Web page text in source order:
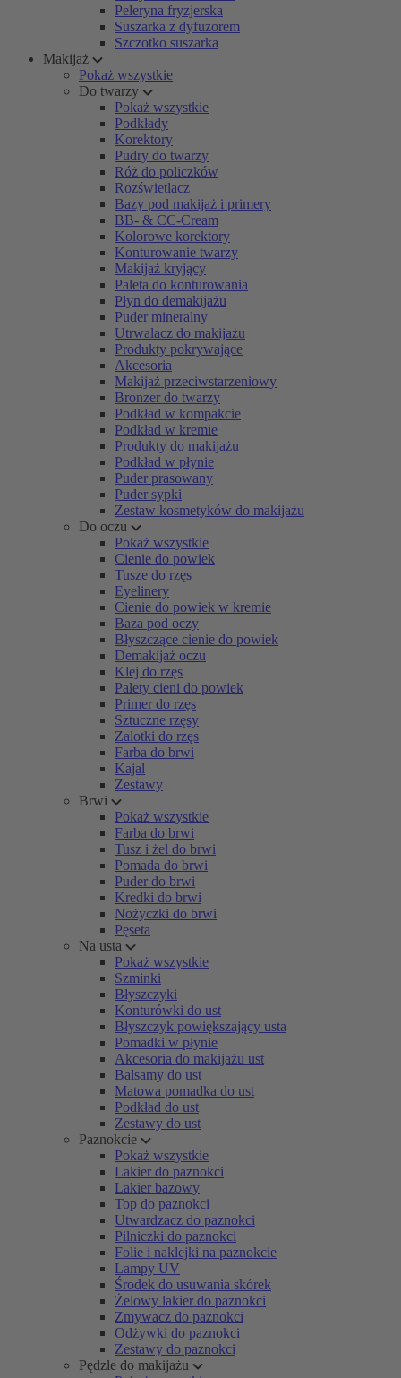
Peleryna fryzjerska
Suszarka z dyfuzorem
Szczotko suszarka
Makijaż
Pokaż wszystkie
Do twarzy
Pokaż wszystkie
Podkłady
Korektory
Pudry do twarzy
Róż do policzków
Rozświetlacz
Bazy pod makijaż i primery
BB- & CC-Cream
Kolorowe korektory
Konturowanie twarzy
Makijaż kryjący
Paleta do konturowania
Płyn do demakijażu
Puder mineralny
Utrwalacz do makijażu
Produkty pokrywające
Akcesoria
Makijaż przeciwstarzeniowy
Bronzer do twarzy
Podkład w kompakcie
Podkład w kremie
Produkty do makijażu
Podkład w płynie
Puder prasowany
Puder sypki
Zestaw kosmetyków do makijażu
Do oczu
Pokaż wszystkie
Cienie do powiek
Tusze do rzęs
Eyelinery
Cienie do powiek w kremie
Baza pod oczy
Błyszczące cienie do powiek
Demakijaż oczu
Klej do rzęs
Palety cieni do powiek
Primer do rzęs
Sztuczne rzęsy
Zalotki do rzęs
Farba do brwi
Kajal
Zestawy
Brwi
Pokaż wszystkie
Farba do brwi
Tusz i żel do brwi
Pomada do brwi
Puder do brwi
Kredki do brwi
Nożyczki do brwi
Pęseta
Na usta
Pokaż wszystkie
Szminki
Błyszczyki
Konturówki do ust
Błyszczyk powiększający usta
Pomadki w płynie
Akcesoria do makijażu ust
Balsamy do ust
Matowa pomadka do ust
Podkład do ust
Zestawy do ust
Paznokcie
Pokaż wszystkie
Lakier do paznokci
Lakier bazowy
Top do paznokci
Utwardzacz do paznokci
Pilniczki do paznokci
Folie i naklejki na paznokcie
Lampy UV
Środek do usuwania skórek
Żelowy lakier do paznokci
Zmywacz do paznokci
Odżywki do paznokci
Zestawy do paznokci
Pędzle do makijażu